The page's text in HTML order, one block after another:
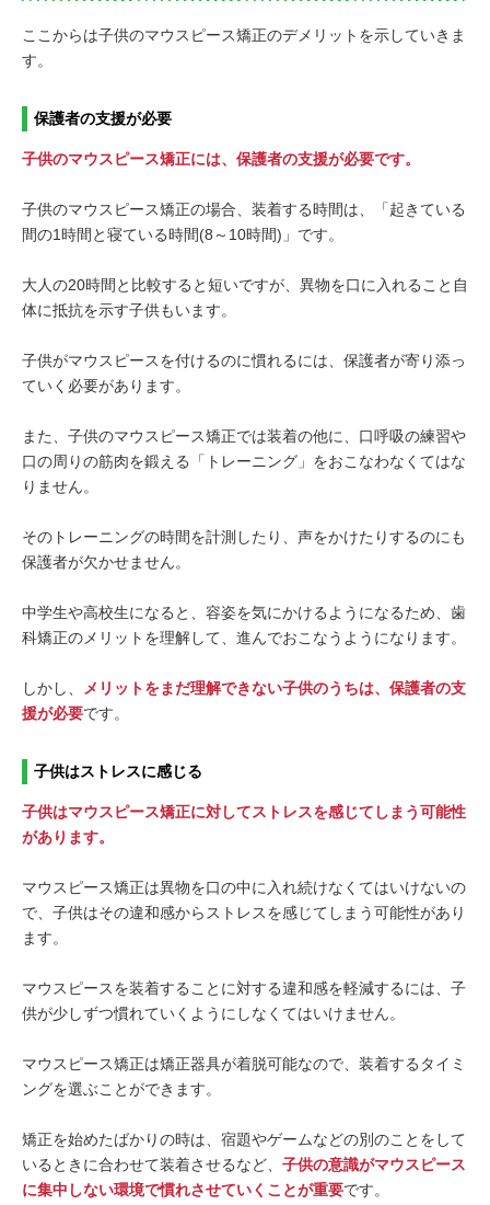
ここからは子供のマウスピース矯正のデメリットを示していきま
す。
保護者の支援が必要
子供のマウスピース矯正には、保護者の支援が必要です。
子供のマウスピース矯正の場合、装着する時間は、「起きている
間の1時間と寝ている時間(8～10時間)」です。
大人の20時間と比較すると短いですが、異物を口に入れること自
体に抵抗を示す子供もいます。
子供がマウスピースを付けるのに慣れるには、保護者が寄り添っ
ていく必要があります。
また、子供のマウスピース矯正では装着の他に、口呼吸の練習や
口の周りの筋肉を鍛える「トレーニング」をおこなわなくてはな
りません。
そのトレーニングの時間を計測したり、声をかけたりするのにも
保護者が欠かせません。
中学生や高校生になると、容姿を気にかけるようになるため、歯
科矯正のメリットを理解して、進んでおこなうようになります。
しかし、 メリットをまだ理解できない子供のうちは、保護者の支
援が必要です。
子供はストレスに感じる
子供はマウスピース矯正に対してストレスを感じてしまう可能性
があります。
マウスピース矯正は異物を口の中に入れ続けなくてはいけないの
で、子供はその違和感からストレスを感じてしまう可能性があり
ます。
マウスピースを装着することに対する違和感を軽減するには、子
供が少しずつ慣れていくようにしなくてはいけません。
マウスピース矯正は矯正器具が着脱可能なので、装着するタイミ
ングを選ぶことができます。
矯正を始めたばかりの時は、宿題やゲームなどの別のことをして
いるときに合わせて装着させるなど、 子供の意識がマウスピース
に集中しない環境で慣れさせていくことが重要です。